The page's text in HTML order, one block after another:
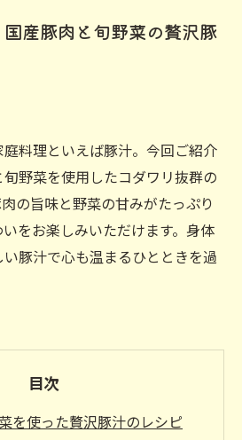
産豚肉と旬野菜の贅沢豚
料理といえば豚汁。今回ご紹介
野菜を使用したコダワリ抜群の
の旨味と野菜の甘みがたっぷり
をお楽しみいただけます。身体
豚汁で心も温まるひとときを過
目次
を使った贅沢豚汁のレシピ